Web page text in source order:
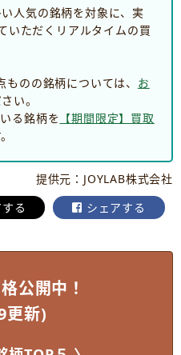
人気の銘柄を対象に、実
いただくリアルタイムの買
のの銘柄については、 お
い。
る銘柄を 【期間限定】買取
提供元：JOYLAB株式会社
る
シェアする
公開中！
更新)